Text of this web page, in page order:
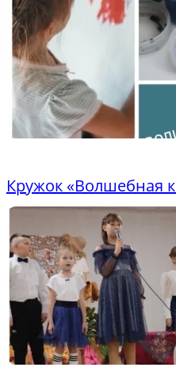
Кружок «Волшебная